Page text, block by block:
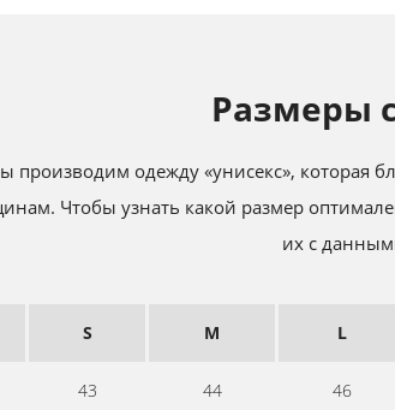
Размеры
производим одежду «унисекс», которая
Чтобы узнать какой размер
их с
S M L
43 44 46